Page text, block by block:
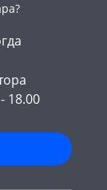
18.00